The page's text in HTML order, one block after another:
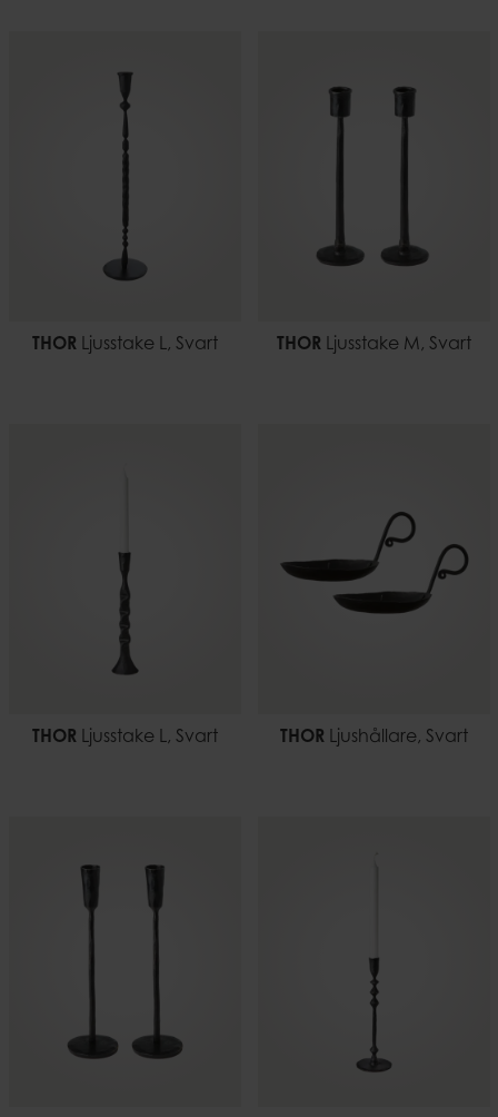
THORLjusstake L, Svart THORLjusstake M, Svart
THORLjusstake L, Svart THORLjushållare, Svart